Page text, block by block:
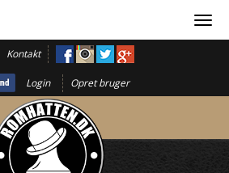
Kontakt
Login Opret bruger